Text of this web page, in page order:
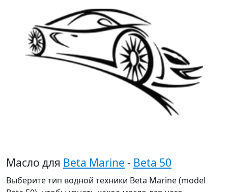
Масло для Beta Marine - Beta 50
Выберите тип водной техники Beta Marine (model